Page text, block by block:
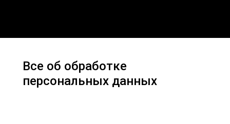
Все об обработке
персональных данных